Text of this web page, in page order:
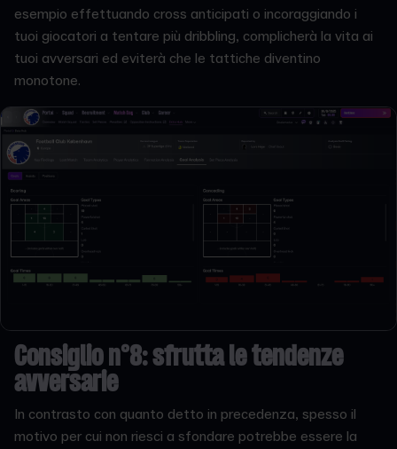
esempio effettuando cross anticipati o incoraggiando i
tuoi giocatori a tentare più dribbling, complicherà la vita ai
tuoi avversari ed eviterà che le tattiche diventino
monotone.
Consiglio n°8: sfrutta le tendenze
avversarie
In contrasto con quanto detto in precedenza, spesso il
motivo per cui non riesci a sfondare potrebbe essere la